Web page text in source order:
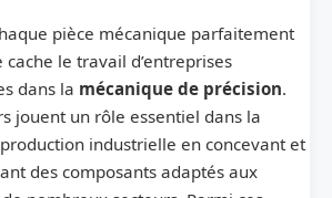
pièce mécanique parfaitement
cache le travail d’entreprises
dans la mécanique de précision.
jouent un rôle essentiel dans la
industrielle en concevant et
des composants adaptés aux